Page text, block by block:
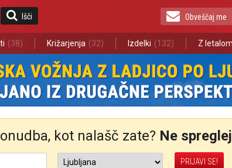
Išči Obveščaj me
(38) Križarjenja (32) Izdelki (132) Z letalom
kot nalašč zate? Ne